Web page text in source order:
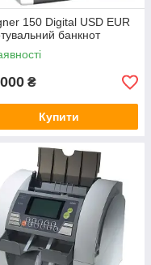
150 Digital USD EUR
банкнот
₴
Купити